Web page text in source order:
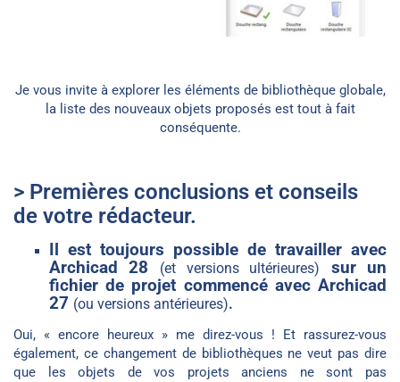
Je vous invite à explorer les éléments de bibliothèque globale,
la liste des nouveaux objets proposés est tout à fait
conséquente.
> Premières conclusions et conseils
de votre rédacteur.
Il est toujours possible de travailler avec
Archicad 28
(et versions ultérieures)
sur un
fichier de projet commencé avec Archicad
27 (ou versions antérieures).
Oui, « encore heureux » me direz-vous ! Et rassurez-vous
également, ce changement de bibliothèques ne veut pas dire
que les objets de vos projets anciens ne sont pas